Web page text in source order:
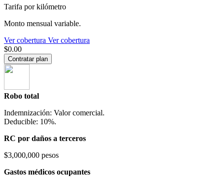
Tarifa por kilómetro
Monto mensual variable.
Ver cobertura Ver cobertura
$0.00
Contratar plan
Robo total
Indemnización: Valor comercial.
Deducible: 10%.
RC por daños a terceros
$3,000,000 pesos
Gastos médicos ocupantes